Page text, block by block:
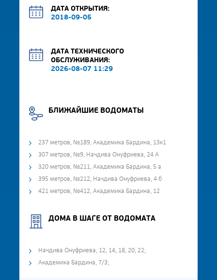
ДАТА ОТКРЫТИЯ:
2018-09-05
ДАТА ТЕХНИЧЕСКОГО
ОБСЛУЖИВАНИЯ:
2026-08-07 11:29
БЛИЖАЙШИЕ ВОДОМАТЫ
237 метров, №189, Академика Бардина, 13к1
307 метров, №9, Начдива Онуфриева, 24 А
320 метров, №211, Академика Бардина, 5 а
395 метров, №212, Начдива Онуфриева, 4 б
421 метров, №412, Академика Бардина, 12
ДОМА В ШАГЕ ОТ ВОДОМАТА
Начдива Онуфриева, 12, 14, 18, 20, 22;
Академика Бардина, 7/3;